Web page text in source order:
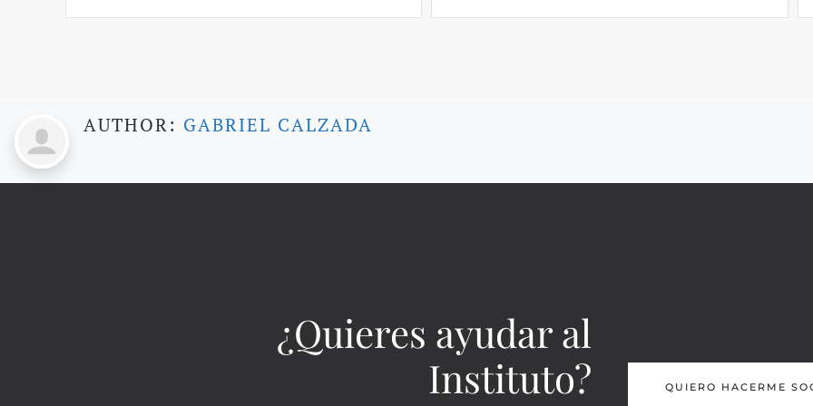
AUTHOR: GABRIEL CALZADA
¿Quieres ayudar al
Instituto?
QUIERO HACERME